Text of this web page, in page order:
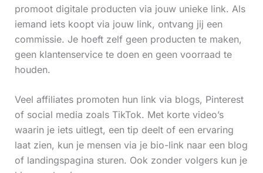
promoot digitale producten via jouw unieke link. Als
iemand iets koopt via jouw link, ontvang jij een
commissie. Je hoeft zelf geen producten te maken,
geen klantenservice te doen en geen voorraad te
houden.
Veel affiliates promoten hun link via blogs, Pinterest
of social media zoals TikTok. Met korte video’s
waarin je iets uitlegt, een tip deelt of een ervaring
laat zien, kun je mensen via je bio-link naar een blog
of landingspagina sturen. Ook zonder volgers kun je